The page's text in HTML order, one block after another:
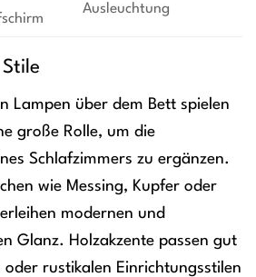
Ausleuchtung
Lampen über dem Bett spielen
große Rolle, um die
Schlafzimmers zu ergänzen.
wie Messing, Kupfer oder
modernen und
Glanz. Holzakzente passen gut
oder rustikalen Einrichtungsstilen